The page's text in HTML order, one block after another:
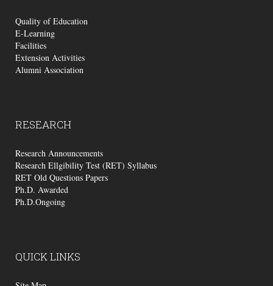
Quality of Education
E-Learning
Facilities
Extension Activities
Alumni Association
RESEARCH
Research Announcements
Research Ellgibility Test (RET) Syllabus
RET Old Questions Papers
Ph.D. Awarded
Ph.D.Ongoing
QUICKLINKS